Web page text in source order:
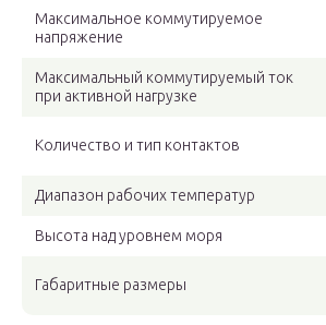
Максимальное коммутируемое
напряжение
Максимальный коммутируемый ток
при активной нагрузке
Количество и тип контактов
Диапазон рабочих температур
Высота над уровнем моря
Габаритные размеры